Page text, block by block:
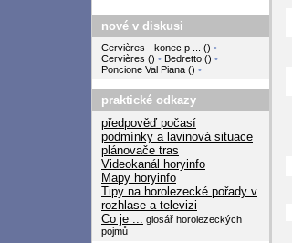
nové v diskusi
Cervières - konec p ... () •
Cervières () • Bedretto () •
Poncione Val Piana () •
praktické odkazy
předpověď počasí
podmínky a lavinová situace
plánovače tras
Videokanál horyinfo
Mapy horyinfo
Tipy na horolezecké pořady v
rozhlase a televizi
Co je ... glosář horolezeckých
pojmů